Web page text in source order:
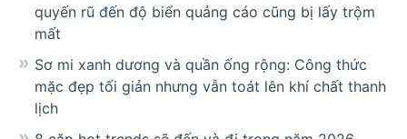
quyến rũ đến độ biển quảng cáo cũng bị lấy trộm
mất
Sơ mi xanh dương và quần ống rộng: Công thức
mặc đẹp tối giản nhưng vẫn toát lên khí chất thanh
lịch